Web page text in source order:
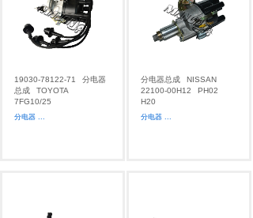
19030-78122-71
分电器
总成
TOYOTA
7FG10/25
分电器 ...
分电器总成
NISSAN
22100-00H12
PH02
H20
分电器 ...